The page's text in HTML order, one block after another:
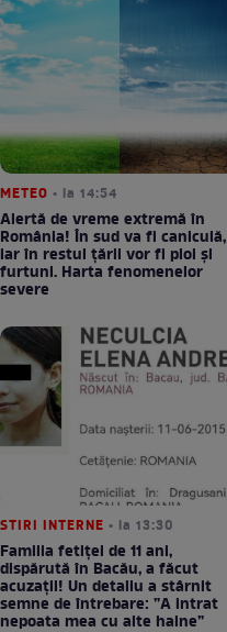
METEO • la 14:54
Alertă de vreme extremă în
România! În sud va fi caniculă,
iar în restul țării vor fi ploi și
furtuni. Harta fenomenelor
severe
STIRI INTERNE • la 13:30
Familia fetiței de 11 ani,
dispărută în Bacău, a făcut
acuzații! Un detaliu a stârnit
semne de întrebare: ”A intrat
nepoata mea cu alte haine”